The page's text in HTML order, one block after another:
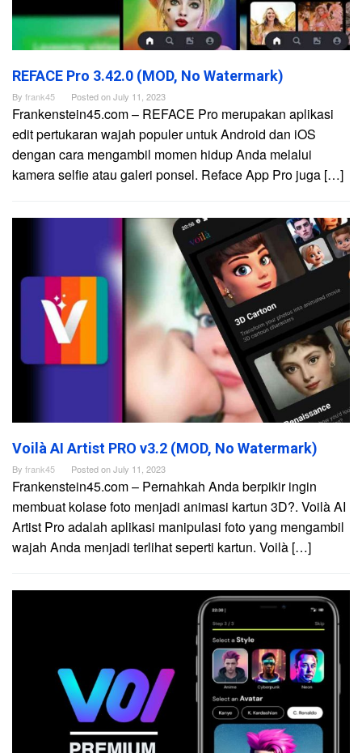
REFACE Pro 3.42.0 (MOD, No Watermark)
By frank45 Posted onJuly 11, 2023
Frankenstein45.com – REFACE Pro merupakan aplikasi
edit pertukaran wajah populer untuk Android dan iOS
dengan cara mengambil momen hidup Anda melalui
kamera selfie atau galeri ponsel. Reface App Pro juga […]
Voilà AI Artist PRO v3.2 (MOD, No Watermark)
By frank45 Posted onJuly 11, 2023
Frankenstein45.com – Pernahkah Anda berpikir ingin
membuat kolase foto menjadi animasi kartun 3D?. Voilà AI
Artist Pro adalah aplikasi manipulasi foto yang mengambil
wajah Anda menjadi terlihat seperti kartun. Voilà […]